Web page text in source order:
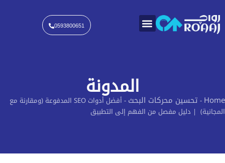
0593800651
المدونة تحسين محركات البحث-
أفضل أدوات SEO المدفوعة (ومقارنة مع
| دليل مفصل من الفهم إلى التطبيق